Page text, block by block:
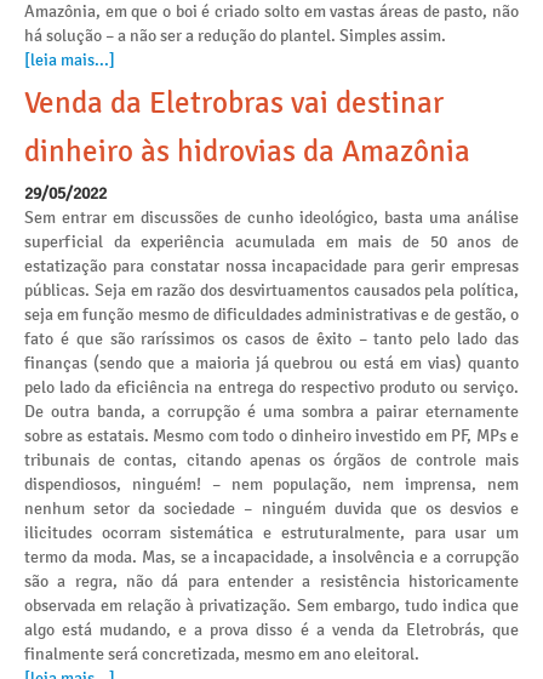
Amazônia, em que o boi é criado solto em vastas áreas de pasto, não
há solução – a não ser a redução do plantel. Simples assim.
[leia mais...]
Venda da Eletrobras vai destinar
dinheiro às hidrovias da Amazônia
29/05/2022
Sem entrar em discussões de cunho ideológico, basta uma análise
superficial da experiência acumulada em mais de 50 anos de
estatização para constatar nossa incapacidade para gerir empresas
públicas. Seja em razão dos desvirtuamentos causados pela política,
seja em função mesmo de dificuldades administrativas e de gestão, o
fato é que são raríssimos os casos de êxito – tanto pelo lado das
finanças (sendo que a maioria já quebrou ou está em vias) quanto
pelo lado da eficiência na entrega do respectivo produto ou serviço.
De outra banda, a corrupção é uma sombra a pairar eternamente
sobre as estatais. Mesmo com todo o dinheiro investido em PF, MPs e
tribunais de contas, citando apenas os órgãos de controle mais
dispendiosos, ninguém! – nem população, nem imprensa, nem
nenhum setor da sociedade – ninguém duvida que os desvios e
ilicitudes ocorram sistemática e estruturalmente, para usar um
termo da moda. Mas, se a incapacidade, a insolvência e a corrupção
são a regra, não dá para entender a resistência historicamente
observada em relação à privatização. Sem embargo, tudo indica que
algo está mudando, e a prova disso é a venda da Eletrobrás, que
finalmente será concretizada, mesmo em ano eleitoral.